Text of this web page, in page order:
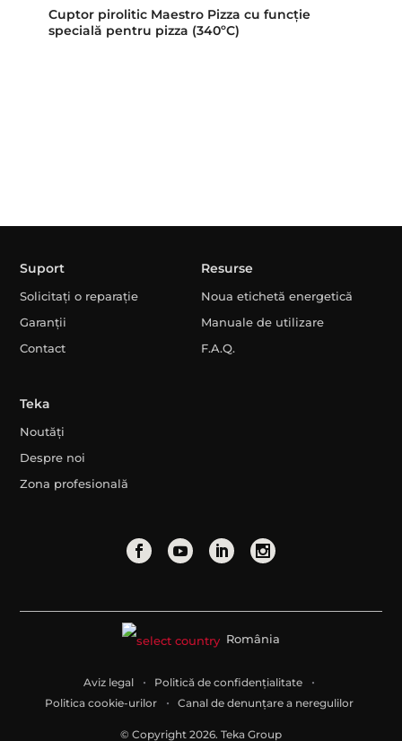
Cuptor pirolitic Maestro Pizza cu funcție
specială pentru pizza (340ºC)
Suport
Solicitați o reparație
Garanții
Contact
Resurse
Noua etichetă energetică
Manuale de utilizare
F.A.Q.
Teka
Noutăți
Despre noi
Zona profesională
România
Aviz legal
Politică de confidențialitate
Politica cookie-urilor
Canal de denunțare a neregulilor
© Copyright 2026. Teka Group